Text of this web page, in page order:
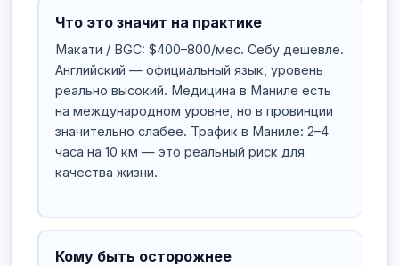
Что это значит на практике
Макати / BGC: $400–800/мес. Себу дешевле.
Английский — официальный язык, уровень
реально высокий. Медицина в Маниле есть
на международном уровне, но в провинции
значительно слабее. Трафик в Маниле: 2–4
часа на 10 км — это реальный риск для
качества жизни.
Кому быть осторожнее